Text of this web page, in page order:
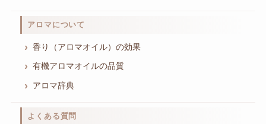
アロマについて
香り（アロマオイル）の効果
有機アロマオイルの品質
アロマ辞典
よくある質問